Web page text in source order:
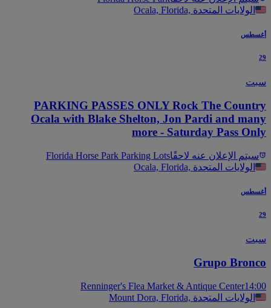
Ocala, Florida, الولايات المتحدة
PARKING PASSES ONLY Rock The
Ocala with Blake Shelton, Jon Pardi and
more - Saturday Pass
الإعلان عنه لاحقًاFlorida Horse Park Parking Lots
Ocala, Florida, الولايات المتحدة
Grupo
Renninger's Flea Market & Antique Center
Mount Dora, Florida, الولايات المتحدة